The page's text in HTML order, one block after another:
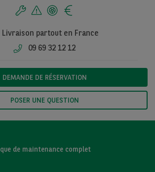
Livraison partout en France
09 69 32 12 12
DEMANDE DE RÉSERVATION
POSER UNE QUESTION
de maintenance complet